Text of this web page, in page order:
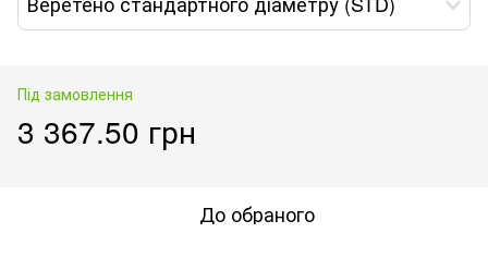
Під замовлення
3 367.50 грн
До обраного